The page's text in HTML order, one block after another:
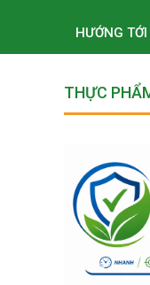
HƯỚNG
THỰC